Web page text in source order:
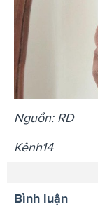
Nguồn: RD
Kênh14
Bình luận